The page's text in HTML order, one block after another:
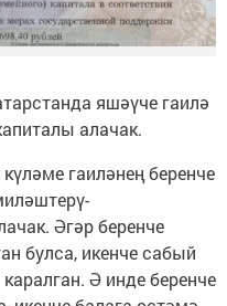
яшәүче гаилә
алачак.
гаиләнең беренче
Әгәр беренче
булса, икенче сабый
Ә инде беренче